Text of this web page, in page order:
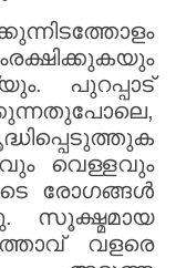
പുറപ്പാട്
വെള്ളവും
രോഗങ്ങൾ
സൂക്ഷ്മമായ
വളരെ